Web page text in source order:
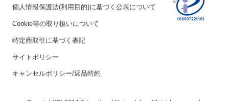
個人情報保護法(利用目的)に基づく公表について
Cookie等の取り扱いについて
特定商取引に基づく表記
サイトポリシー
キャンセルポリシー/返品特約